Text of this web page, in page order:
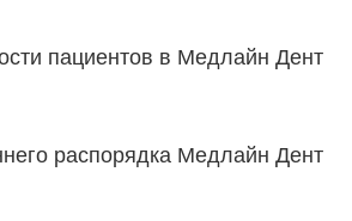
пациентов в Медлайн Дент
распорядка Медлайн Дент